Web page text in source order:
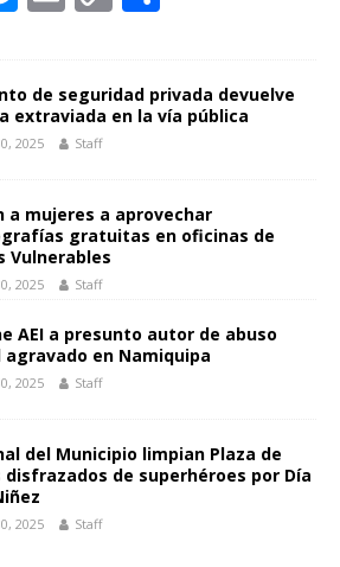
e
n
er
l y
k
p
r
de seguridad privada devuelve
extraviada en la vía pública
2025 Staff
a mujeres a aprovechar
gratuitas en oficinas de
Vulnerables
2025 Staff
AEI a presunto autor de abuso
agravado en Namiquipa
2025 Staff
del Municipio limpian Plaza de
disfrazados de superhéroes por Día
2025 Staff